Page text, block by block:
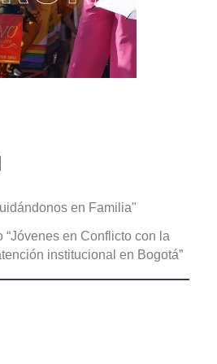
en Familia"
“Jóvenes en Conflicto con la
institucional en Bogotá”